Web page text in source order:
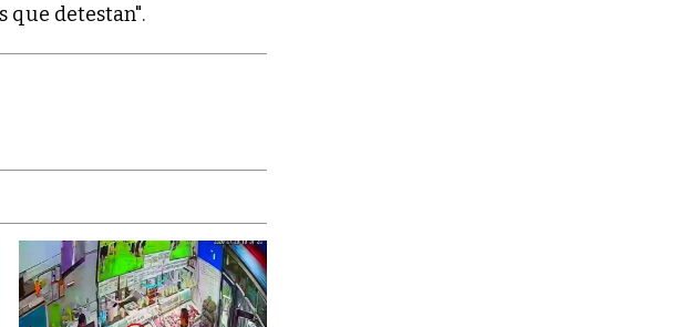
que detestan".